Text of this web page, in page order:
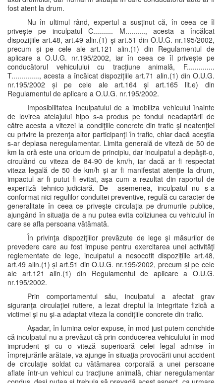
fost atent la drum.
Nu în ultimul rând, expertul a susținut că, în ceea ce îl
privește pe inculpatul C.......... M.........., acesta a încălcat
dispozițiile art.48, art.49 alin.(1) și art.51 din O.U.G. nr.195/2002,
precum și pe cele ale art.121 alin.(1) din Regulamentul de
aplicare a O.U.G. nr.195/2002, iar în ceea ce îl privește pe
conducătorul vehiculului cu tracțiune animală, F..............
T.............., acesta a încălcat dispozițiile art.71 alin.(1) din O.U.G.
nr.195/2002 și pe cele ale art.164 și art.165 lit.e) din
Regulamentul de aplicare a O.U.G. nr.195/2002.
Imposibilitatea inculpatului de a imobiliza vehiculul înainte
de lovirea atelajului hipo s-a produs pe fondul neadaptării de
către acesta a vitezei la condiţiile concrete din trafic şi neatenţiei
cu privire la prezenţa altor participanţi în trafic, chiar dacă aceştia
s-ar deplasa neregulamentar. Limita generală de viteză de 50 de
km la oră este una oricum de principiu, dar inculpatul a depăşit-o,
circulând cu viteza de 84-90 de km/h, iar dacă ar fi respectat
viteza legală de 50 de km/h și ar fi manifestat atenție la drum,
impactul ar fi putut fi evitat, aşa cum a rezultat din raportul de
expertiză tehnico-judiciară. De asemenea, inculpatul nu s-a
conformat nici regulilor conduitei preventive, regulă cu caracter de
generalitate în ceea ce priveşte circulaţia pe drumurile publice,
ajungând în situaţia de a nu putea evita coliziunea cu vehiculul în
care se afla persoana vătămată.
În privinţa dispoziţiilor prevăzute de lege şi măsurilor de
prevedere care au fost impuse pentru exercitarea unei activităţi
reglementate de lege, inculpatul a nesocotit dispozițiile art.48,
art.49 alin.(1) și art.51 din O.U.G. nr.195/2002, precum și pe cele
ale art.121 alin.(1) din Regulamentul de aplicare a O.U.G.
nr.195/2002.
Prin comportamentul său, inculpatul a afectat grav
siguranţa circulaţiei rutiere, a lezat dreptul la integritate fizică a
victimei şi nu şi-a adaptat viteza la condiţiile concrete din trafic.
Aşadar, în lumina celor expuse, în mod just putem conchide
că inculpatul nu a prevăzut că prin conducerea vehiculului în mod
imprudent şi cu o viteză superioară celei legal admise în
împrejurările arătate, va ajunge în situaţia provocării unui accident
de circulaţie soldat cu vătămarea corporală a unei persoane
aflate într-un vehicul cu tracțiune animală, chiar neregulamentar